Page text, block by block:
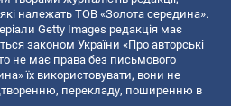
належать ТОВ «Золота середина».
Getty Images редакція має
законом України «Про авторські
не має права без письмового
їх використовувати, вони не
перекладу, поширенню в